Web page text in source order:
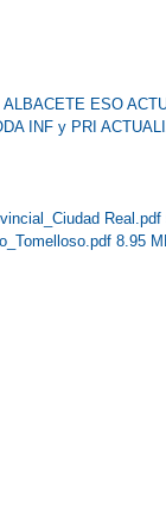
ALBACETE ESO
INF y PRI
8.95